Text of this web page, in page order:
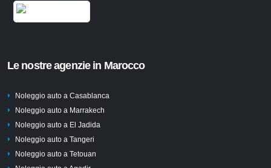
Le nostre agenzie in Marocco
Noleggio auto a Casablanca
Noleggio auto a Marrakech
Noleggio auto a El Jadida
Noleggio auto a Tangeri
Noleggio auto a Tetouan